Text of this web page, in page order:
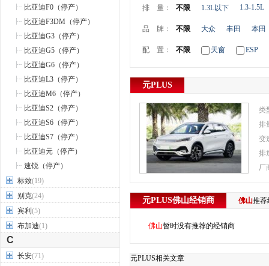
比亚迪F0（停产）
比亚迪F3DM（停产）
比亚迪G3（停产）
比亚迪G5（停产）
比亚迪G6（停产）
比亚迪L3（停产）
比亚迪M6（停产）
比亚迪S2（停产）
比亚迪S6（停产）
比亚迪S7（停产）
比亚迪元（停产）
速锐（停产）
标致(19)
别克(24)
宾利 (5)
布加迪(1)
C
长安(71)
排 量： 不限 1.3L以下 1.3-1.5L
品 牌： 不限 大众 丰田 本田
配 置： 不限 天窗 ESP
元PLUS
类
排
变
排
厂
元PLUS佛山经销商 佛山推
佛山暂时没有推荐的经销商
元PLUS相关文章